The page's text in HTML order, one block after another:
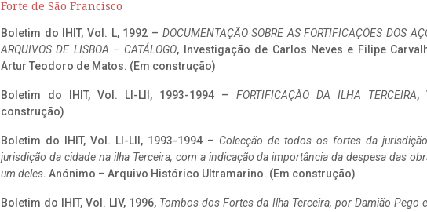
Forte de São Francisco
Boletim do IHIT, Vol. L, 1992 – DOCUMENTAÇÃO SOBRE AS FORTIFICAÇÕES DOS
ARQUIVOS DE LISBOA – CATÁLOGO, Investigação de Carlos Neves e Filipe
Artur Teodoro de Matos. (Em construção)
Boletim do IHIT, Vol. LI-LII, 1993-1994 – FORTIFICAÇÃO DA ILHA TERCEIRA,
construção)
Boletim do IHIT, Vol. LI-LII, 1993-1994 – Colecção de todos os fortes da
jurisdição da cidade na ilha Terceira, com a indicação da importância da despesa das
um deles. Anónimo – Arquivo Histórico Ultramarino. (Em construção)
Boletim do IHIT, Vol. LIV, 1996, Tombos dos Fortes da Ilha Terceira, por Damião Pego